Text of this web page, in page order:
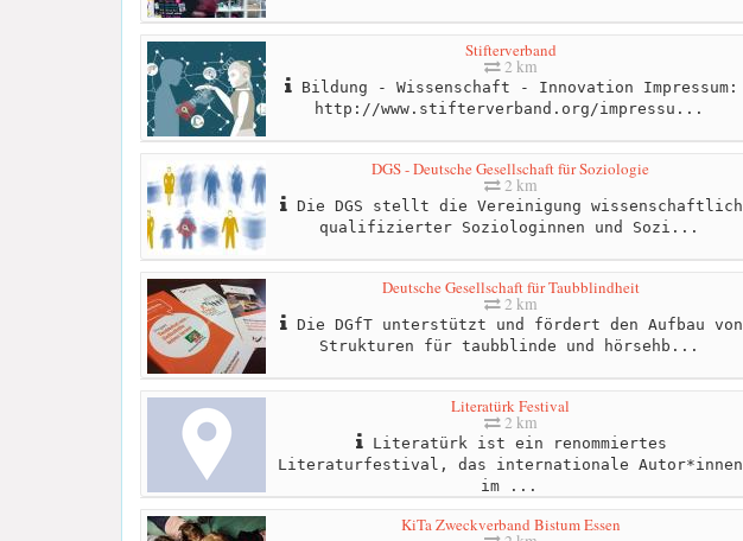
Stifterverband
2 km
Bildung - Wissenschaft - Innovation Impressum:
http://www.stifterverband.org/impressu...
DGS - Deutsche Gesellschaft für Soziologie
2 km
Die DGS stellt die Vereinigung wissenschaftlich
qualifizierter Soziologinnen und Sozi...
Deutsche Gesellschaft für Taubblindheit
2 km
Die DGfT unterstützt und fördert den Aufbau von
Strukturen für taubblinde und hörsehb...
Literatürk Festival
2 km
Literatürk ist ein renommiertes
Literaturfestival, das internationale Autor*innen
im ...
KiTa Zweckverband Bistum Essen